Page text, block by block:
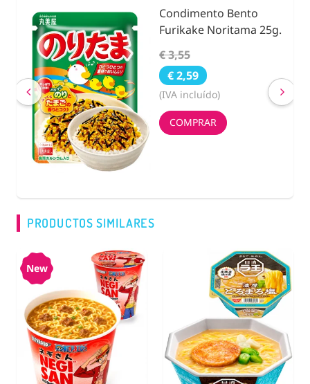
Condimento Bento
Furikake Noritama 25g.
€ 3,55
€ 2,59
(IVA incluído)
COMPRAR
PRODUCTOS SIMILARES
New